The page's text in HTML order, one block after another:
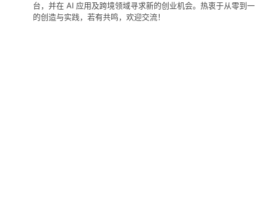
台，并在 AI 应用及跨境领域寻求新的创业机会。热衷于从零到一
的创造与实践，若有共鸣，欢迎交流！